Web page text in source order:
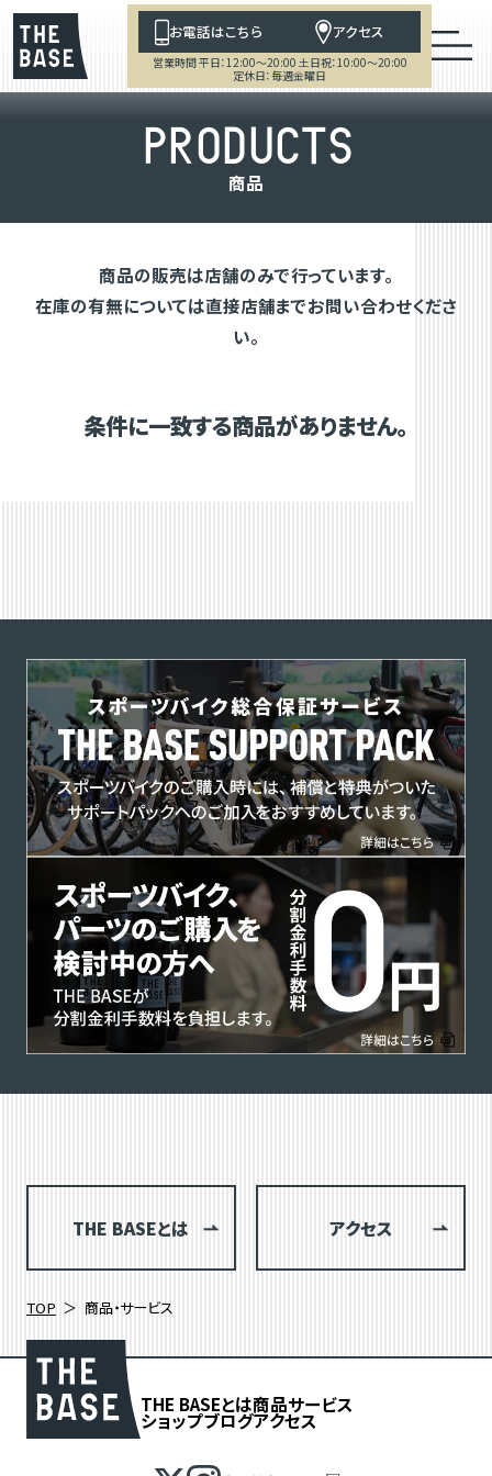
お電話はこちら アクセス
営業時間 平日：12:00～20:00 土日祝：10:00～20:00
定休日：毎週金曜日
PRODUCTS
商品
商品の販売は店舗のみで行っています。
在庫の有無については直接店舗までお問い合わせくださ
い。
条件に一致する商品がありません。
THE BASEとは アクセス
TOP 商品・サービス
THE BASEとは商品サービス
ショップブログアクセス